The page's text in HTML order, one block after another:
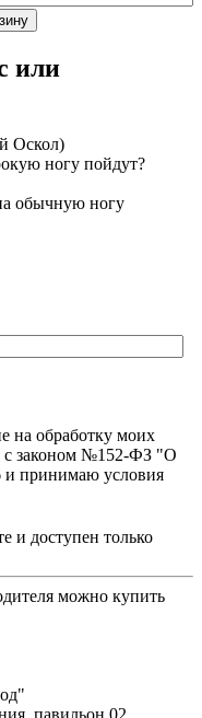
или
Оскол)
ногу пойдут?
обычную ногу
на обработку моих
с законом №152-ФЗ "О
и принимаю условия
и доступен только
можно купить